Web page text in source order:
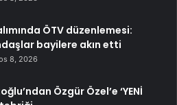
ÖTV düzenlemesi:
bayilere akın etti
8, 2026
Özgür Özel’e ‘YENİ